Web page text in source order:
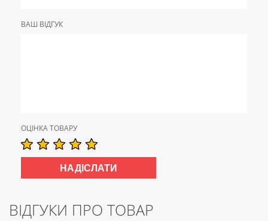
ВАШ ВІДГУК
ОЦІНКА ТОВАРУ
ВІДГУКИ ПРО ТОВАР